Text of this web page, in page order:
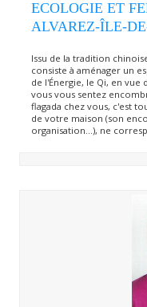
ECOLOGIE ET
ALVAREZ-ÎLE-
Issu de la tradition
consiste à aménager un
de l'Énergie, le Qi, en
vous vous sentez
flagada chez vous, c'est
de votre maison (son
organisation…), ne